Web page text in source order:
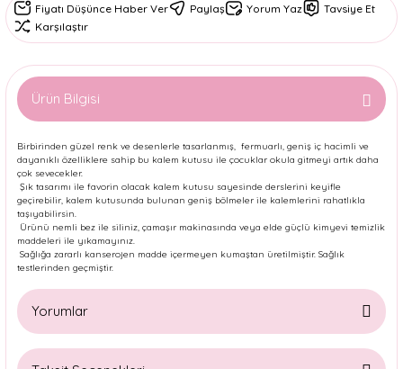
Fiyatı Düşünce Haber Ver Paylaş Yorum Yaz
Tavsiye Et
Karşılaştır
Ürün Bilgisi
Birbirinden güzel renk ve desenlerle tasarlanmış, fermuarlı, geniş iç hacimli ve
dayanıklı özelliklere sahip bu kalem kutusu ile çocuklar okula gitmeyi artık daha
çok sevecekler.
Şık tasarımı ile favorin olacak kalem kutusu sayesinde derslerini keyifle
geçirebilir, kalem kutusunda bulunan geniş bölmeler ile kalemlerini rahatlıkla
taşıyabilirsin.
Ürünü nemli bez ile siliniz, çamaşır makinasında veya elde güçlü kimyevi temizlik
maddeleri ile yıkamayınız.
Sağlığa zararlı kanserojen madde içermeyen kumaştan üretilmiştir. Sağlık
testlerinden geçmiştir.
Yorumlar